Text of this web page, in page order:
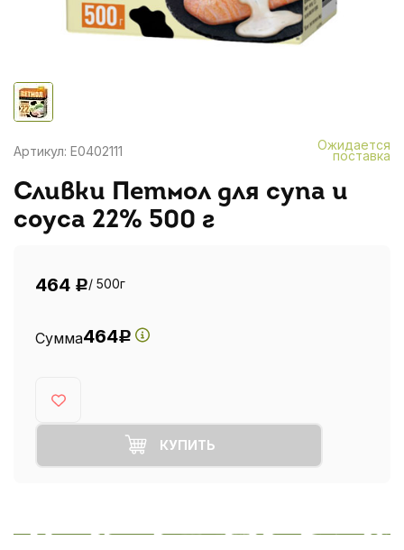
Артикул: E0402111 Ожидается
поставка
Сливки Петмол для супа и
соуса 22% 500 г
464 Р/ 500г
Сумма464Р
КУПИТЬ